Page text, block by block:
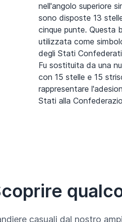
nell'angolo superiore
sono disposte 13
cinque punte. Questa
utilizzata come
degli Stati
Fu sostituita da una
con 15 stelle e 15
rappresentare
Stati alla
casuali dal nostro